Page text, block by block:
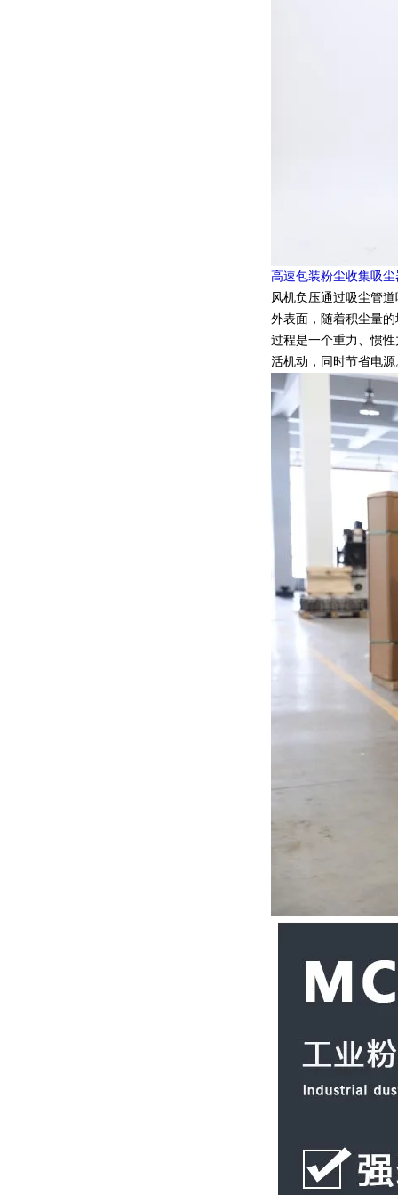
高速包装粉尘收集吸尘
风机负压通过吸尘管
外表面，随着积尘量
过程是一个重力、惯
活机动，同时节省电源